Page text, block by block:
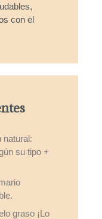
con el
natural:
su tipo +
graso ¡Lo